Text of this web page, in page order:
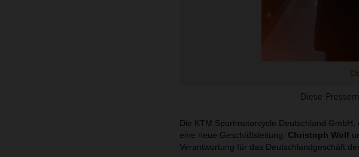
Diese
Die KTM Sportmotorcycle Deutschland
eine neue Geschäftsleitung: Christoph Wolf
Verantwortung für das Deutschlandgeschäft